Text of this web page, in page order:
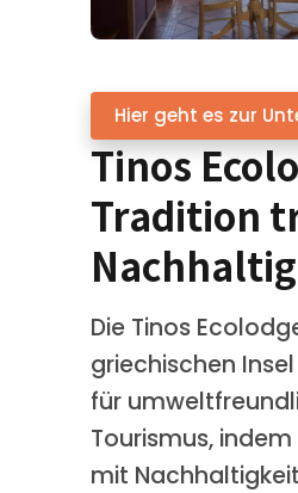
Hier geht es zur
Tinos
Tradition
Die Tinos
griechischen
für
Tourismus,
mit